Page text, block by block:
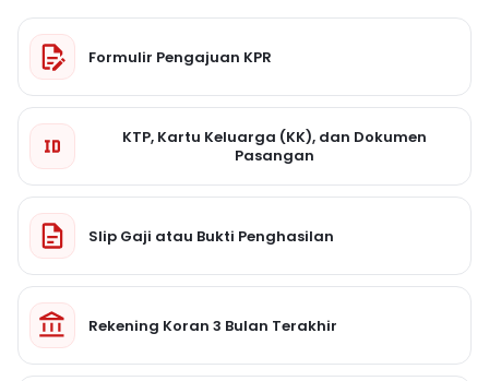
Formulir Pengajuan KPR
KTP, Kartu Keluarga (KK), dan Dokumen
Pasangan
Slip Gaji atau Bukti Penghasilan
Rekening Koran 3 Bulan Terakhir